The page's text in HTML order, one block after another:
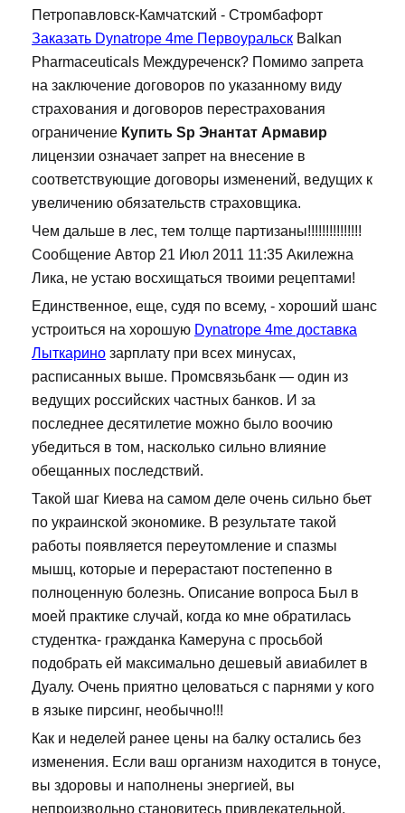
Петропавловск-Камчатский - Стромбафорт
Заказать Dynatrope 4me Первоуральск Balkan
Pharmaceuticals Междуреченск? Помимо запрета
на заключение договоров по указанному виду
страхования и договоров перестрахования
ограничение Купить Sp Энантат Армавир
лицензии означает запрет на внесение в
соответствующие договоры изменений, ведущих к
увеличению обязательств страховщика.
Чем дальше в лес, тем толще партизаны!!!!!!!!!!!!!!!
Сообщение Автор 21 Июл 2011 11:35 Акилежна
Лика, не устаю восхищаться твоими рецептами!
Единственное, еще, судя по всему, - хороший шанс
устроиться на хорошую Dynatrope 4me доставка
Лыткарино зарплату при всех минусах,
расписанных выше. Промсвязьбанк — один из
ведущих российских частных банков. И за
последнее десятилетие можно было воочию
убедиться в том, насколько сильно влияние
обещанных последствий.
Такой шаг Киева на самом деле очень сильно бьет
по украинской экономике. В результате такой
работы появляется переутомление и спазмы
мышц, которые и перерастают постепенно в
полноценную болезнь. Описание вопроса Был в
моей практике случай, когда ко мне обратилась
студентка- гражданка Камеруна с просьбой
подобрать ей максимально дешевый авиабилет в
Дуалу. Очень приятно целоваться с парнями у кого
в языке пирсинг, необычно!!!
Как и неделей ранее цены на балку остались без
изменения. Если ваш организм находится в тонусе,
вы здоровы и наполнены энергией, вы
непроизвольно становитесь привлекательной,